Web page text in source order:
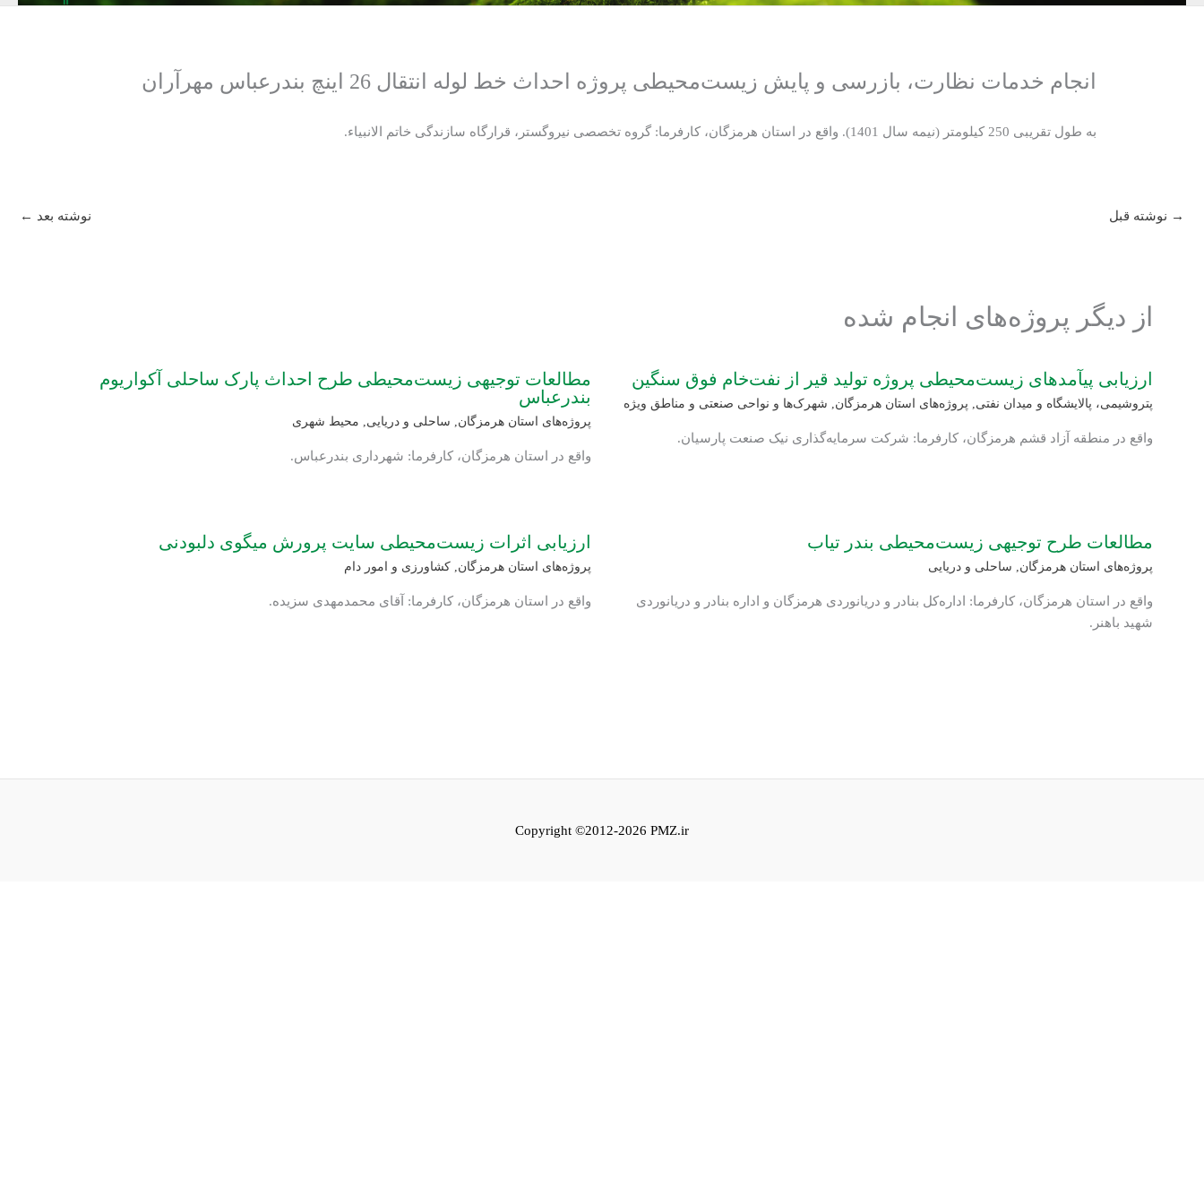
انجام خدمات نظارت، بازرسی و پایش زیست‌محیطی پروژه احداث خط لوله انتقال 26 اینچ بندرعباس مهرآران
به طول تقریبی 250 کیلومتر (نیمه سال 1401). واقع در استان هرمزگان، کارفرما: گروه تخصصی نیروگستر، قرارگاه سازندگی خاتم الانبیاء.
→ نوشته قبل نوشته بعد ←
از دیگر پروژه‌های انجام شده
ارزیابی پی‏آمدهای زیست‌محیطی پروژه تولید قیر از نفت‌خام فوق سنگین
پتروشیمی، پالایشگاه و میدان نفتی, پروژه‌های استان هرمزگان, شهرک‌ها و نواحی صنعتی و مناطق ویژه
واقع در منطقه آزاد قشم هرمزگان، کارفرما: شرکت سرمایه‌گذاری نیک صنعت پارسیان.
مطالعات توجیهی زیست‌محیطی طرح احداث پارک ساحلی آکواریوم
بندرعباس
پروژه‌های استان هرمزگان, ساحلی و دریایی, محیط شهری
واقع در استان هرمزگان، کارفرما: شهرداری بندرعباس.
مطالعات طرح توجیهی زیست‌محیطی بندر تیاب
پروژه‌های استان هرمزگان, ساحلی و دریایی
واقع در استان هرمزگان، کارفرما: اداره‌کل بنادر و دریانوردی هرمزگان و اداره بنادر و دریانوردی
شهید باهنر.
ارزیابی اثرات زیست‌محیطی سایت پرورش میگوی دلبودنی
پروژه‌های استان هرمزگان,کشاورزی و امور دام
واقع در استان هرمزگان، کارفرما: آقای محمدمهدی سزیده.
Copyright ©2012-2026 PMZ.ir